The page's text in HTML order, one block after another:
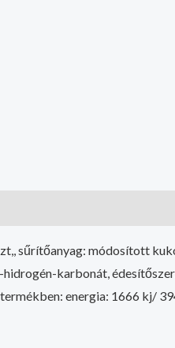
sűrítőanyag: módosított
karbonát,
energia: 1666 kj/